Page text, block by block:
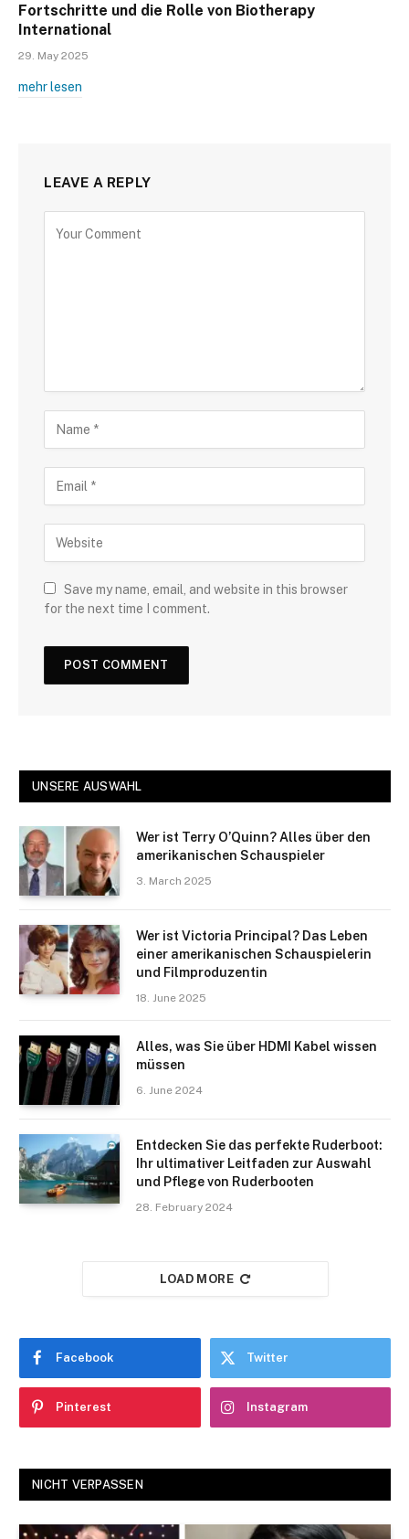
Fortschritte und die Rolle von Biotherapy
International
29. May 2025
mehr lesen
LEAVE A REPLY
Save my name, email, and website in this browser
for the next time I comment.
UNSERE AUSWAHL
Wer ist Terry O’Quinn? Alles über den
amerikanischen Schauspieler
3. March 2025
Wer ist Victoria Principal? Das Leben
einer amerikanischen Schauspielerin
und Filmproduzentin
18. June 2025
Alles, was Sie über HDMI Kabel wissen
müssen
6. June 2024
Entdecken Sie das perfekte Ruderboot:
Ihr ultimativer Leitfaden zur Auswahl
und Pflege von Ruderbooten
28. February 2024
LOAD MORE
Facebook Twitter
Pinterest Instagram
NICHT VERPASSEN